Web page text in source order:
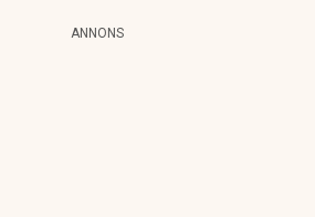
ANNONS